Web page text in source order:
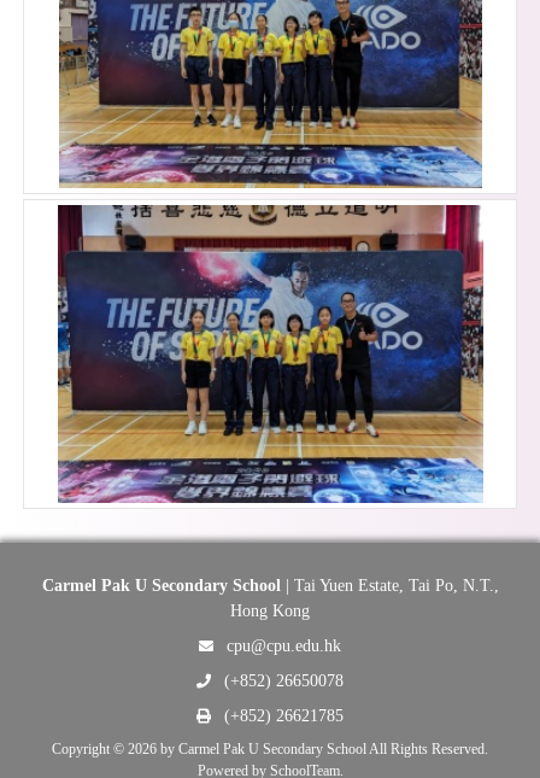
Carmel Pak U Secondary School
| Tai Yuen Estate, Tai Po, N.T.,
Hong Kong
cpu@cpu.edu.hk
(+852) 26650078
(+852) 26621785
Copyright © 2026 by Carmel Pak U Secondary School All Rights Reserved.
Powered by SchoolTeam.